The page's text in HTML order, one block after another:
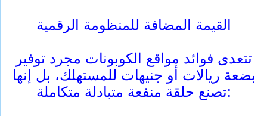
القيمة المضافة للمنظومة الرقمية
تتعدى فوائد مواقع الكوبونات مجرد توفير
بضعة ريالات أو جنيهات للمستهلك، بل إنها
تصنع حلقة منفعة متبادلة متكاملة: